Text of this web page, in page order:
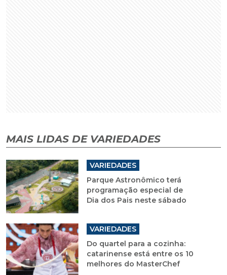
MAIS LIDAS DE VARIEDADES
VARIEDADES
Parque Astronômico terá
programação especial de
Dia dos Pais neste sábado
VARIEDADES
Do quartel para a cozinha:
catarinense está entre os 10
melhores do MasterChef